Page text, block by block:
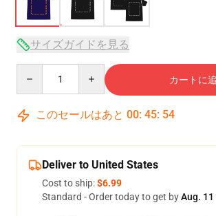
サイズガイドを見る
カートに
このセールはあと 00: 45: 54
Deliver to United States
Cost to ship:$6.99
Standard - Order today to get byAug. 11